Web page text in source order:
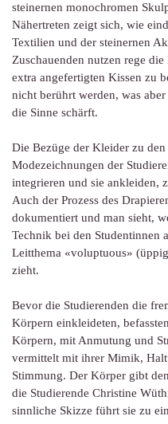
steinernen monochromen
Nähertreten zeigt sich, wie
Textilien und der steinernen
Zuschauenden nutzen rege
extra angefertigten Kissen zu
nicht berührt werden, was
die Sinne schärft.
Die Bezüge der Kleider zu
Modezeichnungen der
integrieren und sie ankleiden,
Auch der Prozess des
dokumentiert und man sieht,
Technik bei den Studentinnen
Leitthema «voluptuous»
zieht.
Bevor die Studierenden die
Körpern einkleideten,
Körpern, mit Anmutung und
vermittelt mit ihrer Mimik,
Stimmung. Der Körper gibt
die Studierende Christine
sinnliche Skizze führt sie zu